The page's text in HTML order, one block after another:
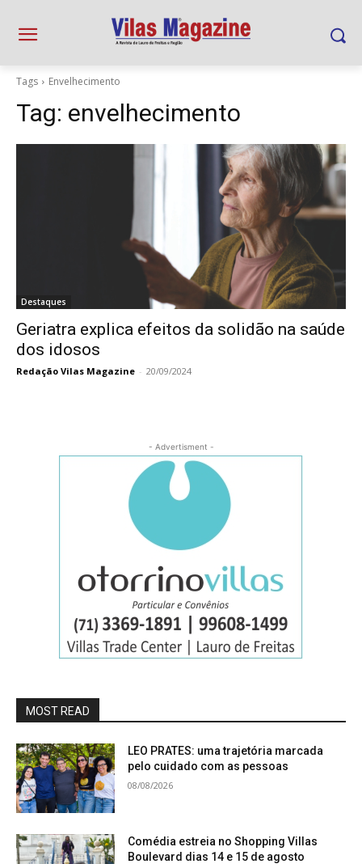
Tags Envelhecimento
Tag: envelhecimento
Destaques
Geriatra explica efeitos da solidão na saúde
dos idosos
Redação Vilas Magazine - 20/09/2024
- Advertisment -
MOST READ
LEO PRATES: uma trajetória marcada
pelo cuidado com as pessoas
08/08/2026
Comédia estreia no Shopping Villas
Boulevard dias 14 e 15 de agosto